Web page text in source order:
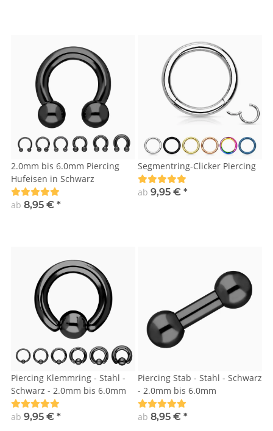
2.0mm bis 6.0mm Piercing
Hufeisen in Schwarz
ab 8,95 € *
Segmentring-Clicker Piercing
ab 9,95 € *
Piercing Klemmring - Stahl -
Schwarz - 2.0mm bis 6.0mm
ab 9,95 € *
Piercing Stab - Stahl - Schwarz
- 2.0mm bis 6.0mm
ab 8,95 € *